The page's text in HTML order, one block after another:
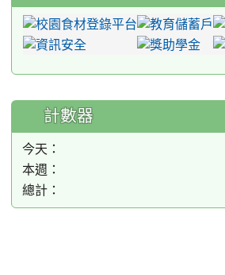
計數器
今天：
本週：
總計：